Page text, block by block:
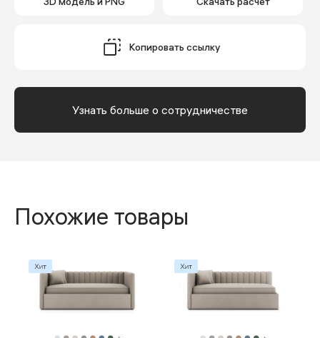
Копировать ссылку
Узнать больше о сотрудничестве
Похожие товары